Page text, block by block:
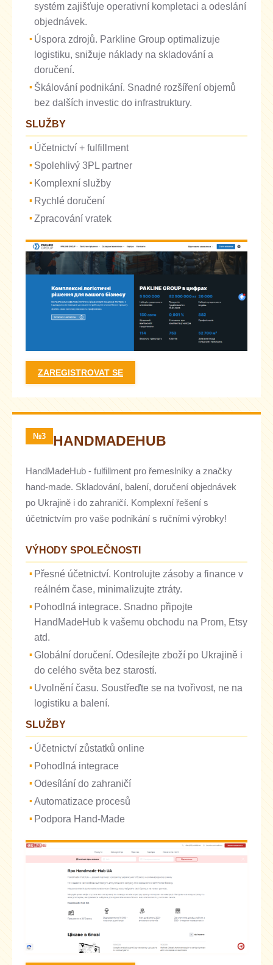
systém zajišťuje operativní kompletaci a odeslání
objednávek.
Úspora zdrojů. Parkline Group optimalizuje
logistiku, snižuje náklady na skladování a
doručení.
Škálování podnikání. Snadné rozšíření objemů
bez dalších investic do infrastruktury.
SLUŽBY
Účetnictví + fulfillment
Spolehlivý 3PL partner
Komplexní služby
Rychlé doručení
Zpracování vratek
ZAREGISTROVAT SE
№3 HANDMADEHUB
HandMadeHub - fulfillment pro řemeslníky a značky
hand-made. Skladování, balení, doručení objednávek
po Ukrajině i do zahraničí. Komplexní řešení s
účetnictvím pro vaše podnikání s ručními výrobky!
VÝHODY SPOLEČNOSTI
Přesné účetnictví. Kontrolujte zásoby a finance v
reálném čase, minimalizujte ztráty.
Pohodlná integrace. Snadno připojte
HandMadeHub k vašemu obchodu na Prom, Etsy
atd.
Globální doručení. Odesílejte zboží po Ukrajině i
do celého světa bez starostí.
Uvolnění času. Soustřeďte se na tvořivost, ne na
logistiku a balení.
SLUŽBY
Účetnictví zůstatků online
Pohodlná integrace
Odesílání do zahraničí
Automatizace procesů
Podpora Hand-Made